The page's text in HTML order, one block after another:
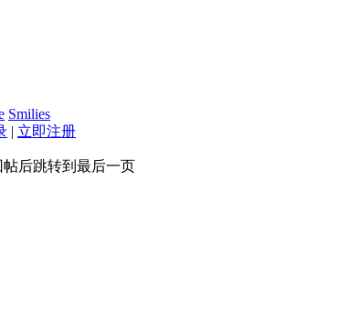
Smilies
| 立即注册
帖后跳转到最后一页